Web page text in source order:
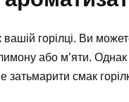
горілці. Ви
або м’яти.
затьмарити смак